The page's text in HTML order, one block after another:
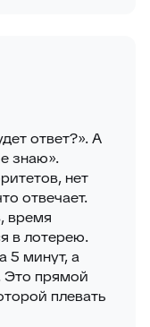
ответ?». А
знаю».
нет
отвечает.
время
в лотерею.
5 минут, а
прямой
плевать